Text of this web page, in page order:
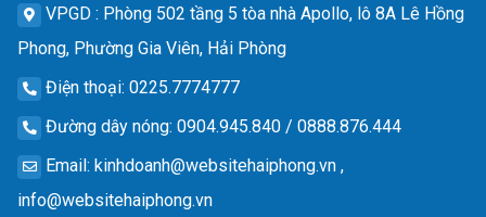
VPGD : Phòng 502 tầng 5 tòa nhà Apollo, lô 8A Lê Hồng
Phong, Phường Gia Viên, Hải Phòng
Điện thoại: 0225.7774777
Đường dây nóng: 0904.945.840 / 0888.876.444
Email: kinhdoanh@websitehaiphong.vn ,
info@websitehaiphong.vn